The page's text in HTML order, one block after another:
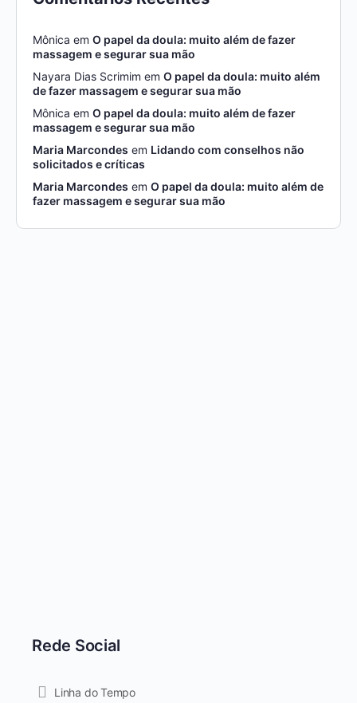
Mônica em O papel da doula: muito além de fazer
massagem e segurar sua mão
Nayara Dias Scrimim em O papel da doula: muito além
de fazer massagem e segurar sua mão
Mônica em O papel da doula: muito além de fazer
massagem e segurar sua mão
Maria Marcondes em Lidando com conselhos não
solicitados e críticas
Maria Marcondes em O papel da doula: muito além de
fazer massagem e segurar sua mão
Rede Social
Linha do Tempo